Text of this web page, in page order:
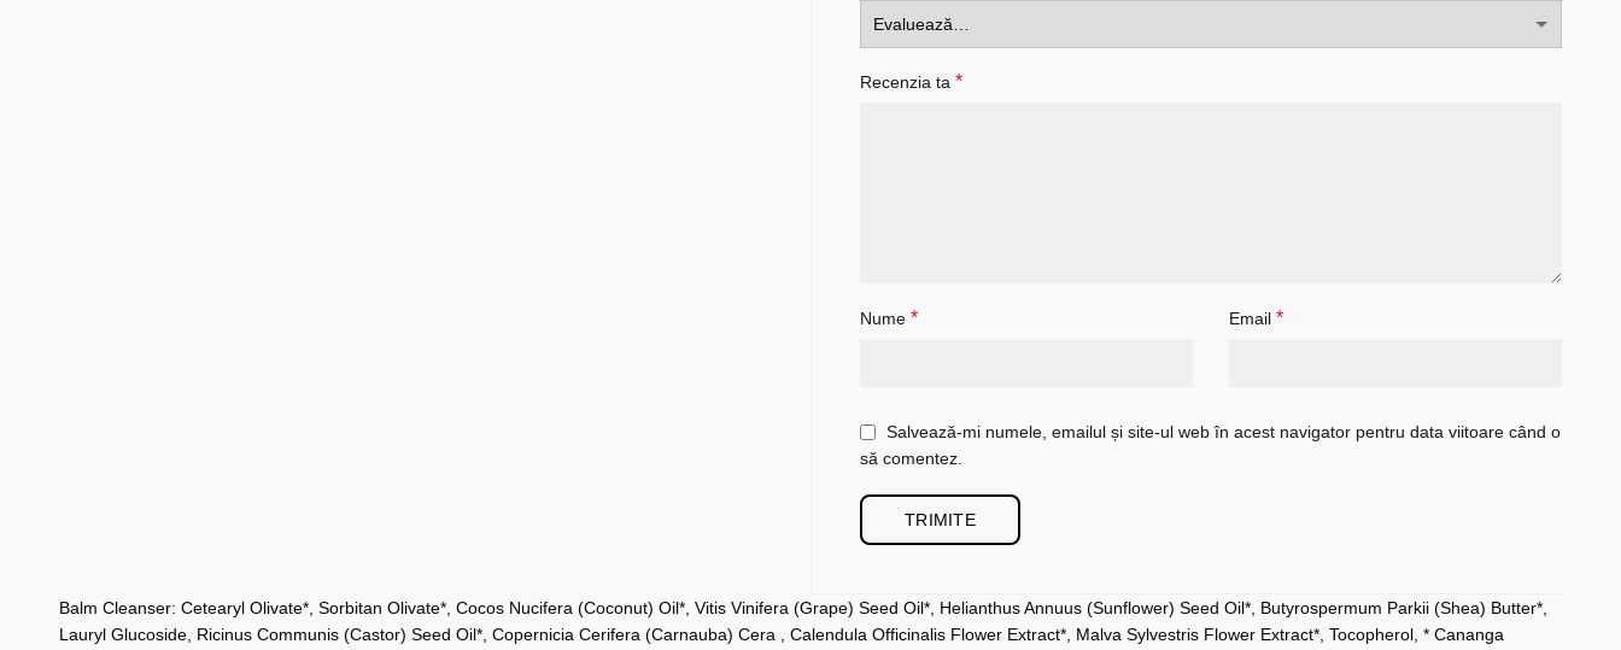
Recenzia ta *
Nume * Email*
Salvează-mi numele, emailul și site-ul web în acest navigator pentru data viitoare când o
să comentez.
Balm Cleanser: Cetearyl Olivate*, Sorbitan Olivate*, Cocos Nucifera (Coconut) Oil*, Vitis Vinifera (Grape) Seed Oil*, Helianthus Annuus (Sunflower) Seed Oil*, Butyrospermum Parkii (Shea) Butter*,
Lauryl Glucoside, Ricinus Communis (Castor) Seed Oil*, Copernicia Cerifera (Carnauba) Cera , Calendula Officinalis Flower Extract*, Malva Sylvestris Flower Extract*, Tocopherol, * Cananga